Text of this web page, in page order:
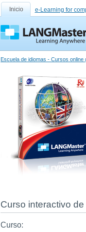
Inicio e-Learning for
Escuela de idiomas - Cursos online
Curso interactivo
Curso: